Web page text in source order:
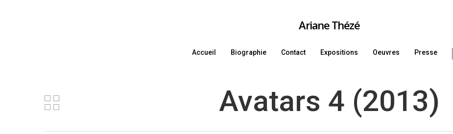
Ariane Thézé
Accueil Biographie Contact Expositions Oeuvres Presse
Avatars 4 (2013)